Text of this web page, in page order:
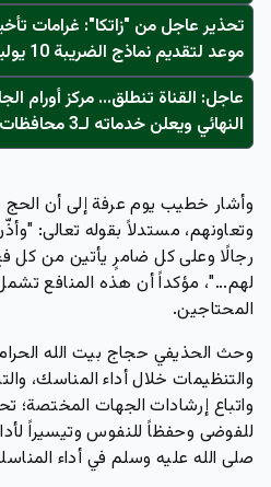
تحذير عاجل من "زاتكا": غرامات
موعد لتقديم نماذج الضريبة 10 يوليو!
عاجل: القناة تنطلق... مركز أورام
النهائي ويعلن خدماته لـ3 محافظات - التفاصيل الكاملة
وأشار خطيب يوم عرفة إلى أن
وتعاونهم، مستدلاً بقوله تعالى:
رجالًا وعلى كل ضامرٍ يأتين من كل
لهم..."، مؤكداً أن هذه المنافع
المحتاجين.
وحث الحذيفي حجاج بيت الله الحرام
والتنظيمات خلال أداء المناسك،
واتباع إرشادات الجهات المختصة؛
للفوضى وحفظاً للنفوس وتيسيراً
صلى الله عليه وسلم في أداء